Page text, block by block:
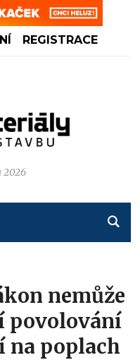
REGISTRACE
2026
nemůže
povolování
na poplach